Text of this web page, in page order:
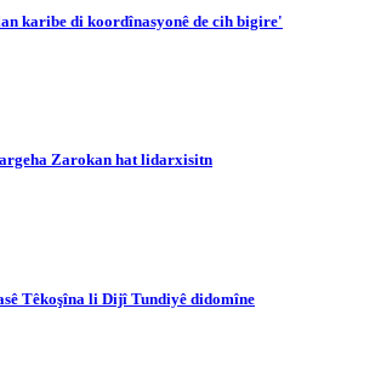
karibe di koordînasyonê de cih bigire'
Zarokan hat lidarxisitn
Têkoşîna li Dijî Tundiyê didomîne